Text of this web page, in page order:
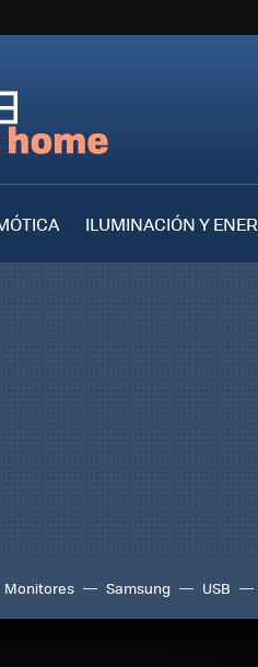
ILUMINACIÓN Y
Monitores Samsung USB